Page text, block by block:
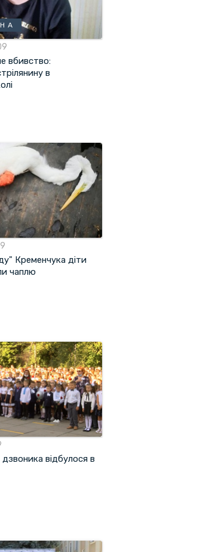
вбивство:
в
Кременчука діти
чаплю
відбулося в